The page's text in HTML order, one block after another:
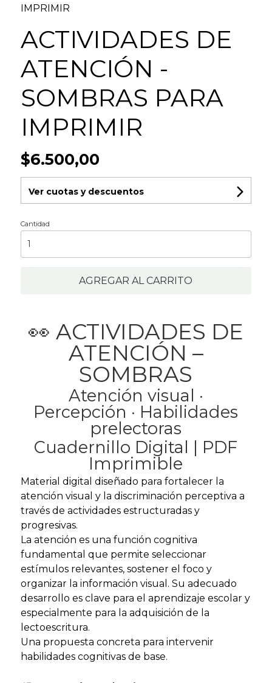
IMPRIMIR
ACTIVIDADES DE
ATENCIÓN -
SOMBRAS PARA
IMPRIMIR
$6.500,00
Ver cuotas y descuentos
Cantidad
AGREGAR AL CARRITO
👀 ACTIVIDADES DE
ATENCIÓN –
SOMBRAS
Atención visual ·
Percepción · Habilidades
prelectoras
Cuadernillo Digital | PDF
Imprimible
Material digital diseñado para fortalecer la
atención visual y la discriminación perceptiva a
través de actividades estructuradas y
progresivas.
La atención es una función cognitiva
fundamental que permite seleccionar
estímulos relevantes, sostener el foco y
organizar la información visual. Su adecuado
desarrollo es clave para el aprendizaje escolar y
especialmente para la adquisición de la
lectoescritura.
Una propuesta concreta para intervenir
habilidades cognitivas de base.